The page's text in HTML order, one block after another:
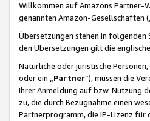
Willkommen auf Amazons Partner-
genannten Amazon-Gesellschaften
Übersetzungen stehen in folgenden
den Übersetzungen gilt die englische
Natürliche oder juristische
oder ein „Partner“), müssen die
Ihrer Anmeldung auf bzw. Nutzung
zu, die durch Bezugnahme einen
Partnerprogramm, die IP-Lizenz